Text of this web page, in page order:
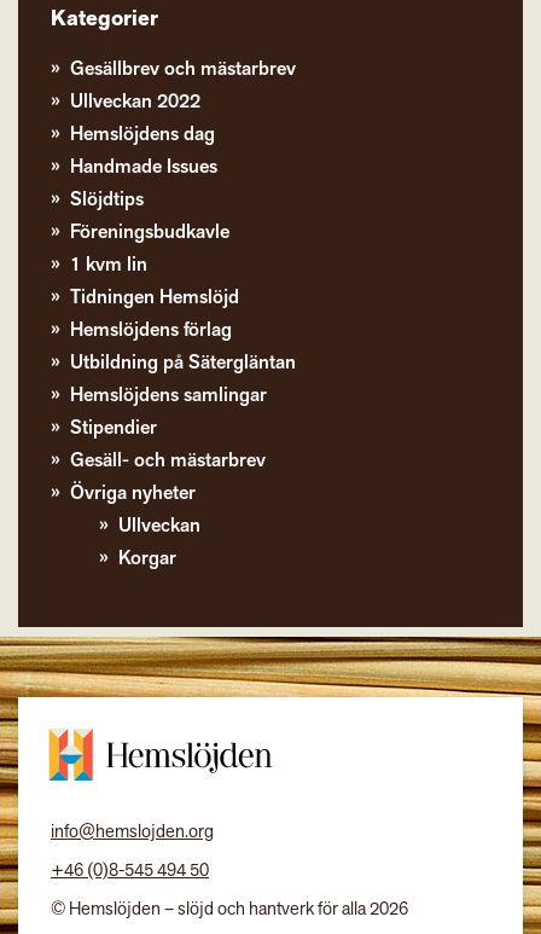
Kategorier
Gesällbrev och mästarbrev
Ullveckan 2022
Hemslöjdens dag
Handmade Issues
Slöjdtips
Föreningsbudkavle
1 kvm lin
Tidningen Hemslöjd
Hemslöjdens förlag
Utbildning på Sätergläntan
Hemslöjdens samlingar
Stipendier
Gesäll- och mästarbrev
Övriga nyheter
Ullveckan
Korgar
info@hemslojden.org
+46 (0)8-545 494 50
© Hemslöjden – slöjd och hantverk för alla 2026